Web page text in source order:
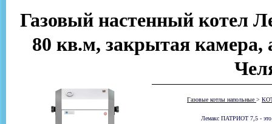
Газовый настенный котел
80 кв.м, закрытая камера,
Газовые котлы напольные >
Лемакс ПАТРИОТ 7,5 - это